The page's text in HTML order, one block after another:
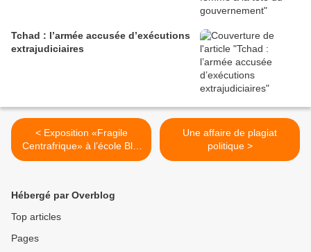
Tchad : l’armée accusée d’exécutions
extrajudiciaires
< Exposition «Fragile
Centrafrique» à l’école Blot
à Reims dès le 25 mars
Une affaire de plagiat
politique >
Hébergé par Overblog
Top articles
Pages